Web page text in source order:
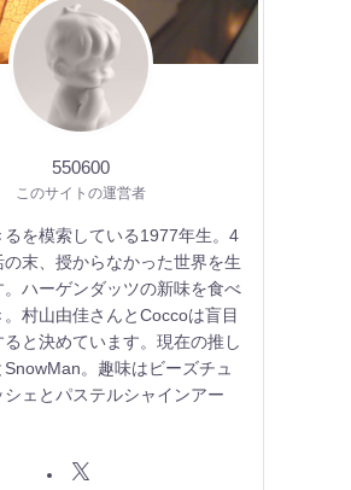
550600
このサイトの運営者
るを模索している1977年生。4
末、授からなかった世界を生
。ハーゲンダッツの新味を食べ
。村山由佳さんとCoccoは盲目
ると決めています。現在の推し
。趣味はビーズチュ
シェとパステルシャインアー